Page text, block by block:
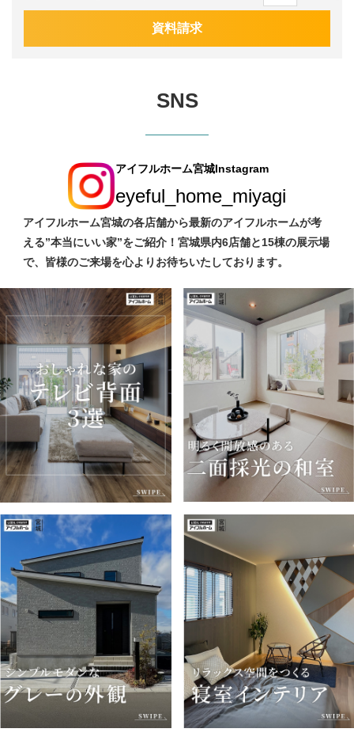
資料請求
SNS
アイフルホーム宮城Instagram
eyeful_home_miyagi
アイフルホーム宮城の各店舗から最新のアイフルホームが考
える”本当にいい家”をご紹介！宮城県内6店舗と15棟の展示場
で、皆様のご来場を心よりお待ちいたしております。